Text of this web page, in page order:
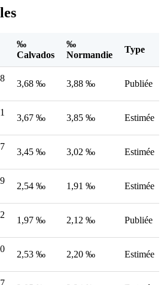
‰
Calvados
‰
Normandie
Type
3,68 ‰ 3,88 ‰ Publiée
3,67 ‰ 3,85 ‰ Estimée
3,45 ‰ 3,02 ‰ Estimée
2,54 ‰ 1,91 ‰ Estimée
1,97 ‰ 2,12 ‰ Publiée
2,53 ‰ 2,20 ‰ Estimée